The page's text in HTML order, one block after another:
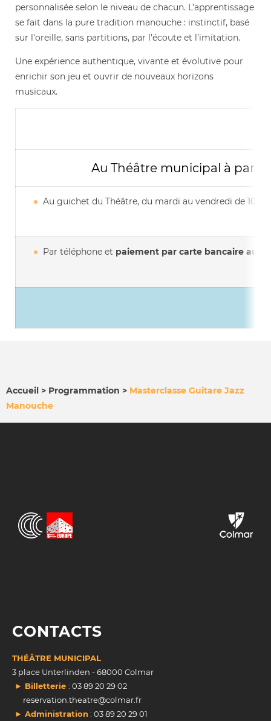
personnalisée selon le niveau de chacun. L’apprentissage
se fait dans la pure tradition manouche : instinctif, basé
sur l’oreille, sans partitions, par l’écoute et l’imitation.
Une expérience authentique, vivante et évolutive pour
enrichir son jeu et ouvrir de nouveaux horizons
musicaux.
Au Théâtre municipal à partir
Au guichet du Théâtre, du mardi au vendredi de 10h à
Par téléphone et paiement par carte bancaire au
Accueil Programmation
Masterclasse Guitare Jazz
Manouche
CONTACTS
THÉÂTRE MUNICIPAL
3 place Unterlinden - 68000 Colmar
► Billetterie : 03 89 20 29 02
reservation.theatre@colmar.fr
► Administration : 03 89 20 29 01